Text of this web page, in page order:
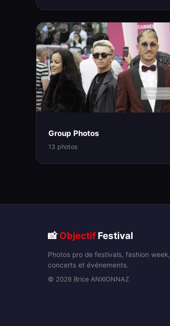
Group Photos
13 photos
📸Objectif Festival
Photos pro de festivals, fashion week,
concerts et événements.
© 2026 Brice ANXIONNAZ